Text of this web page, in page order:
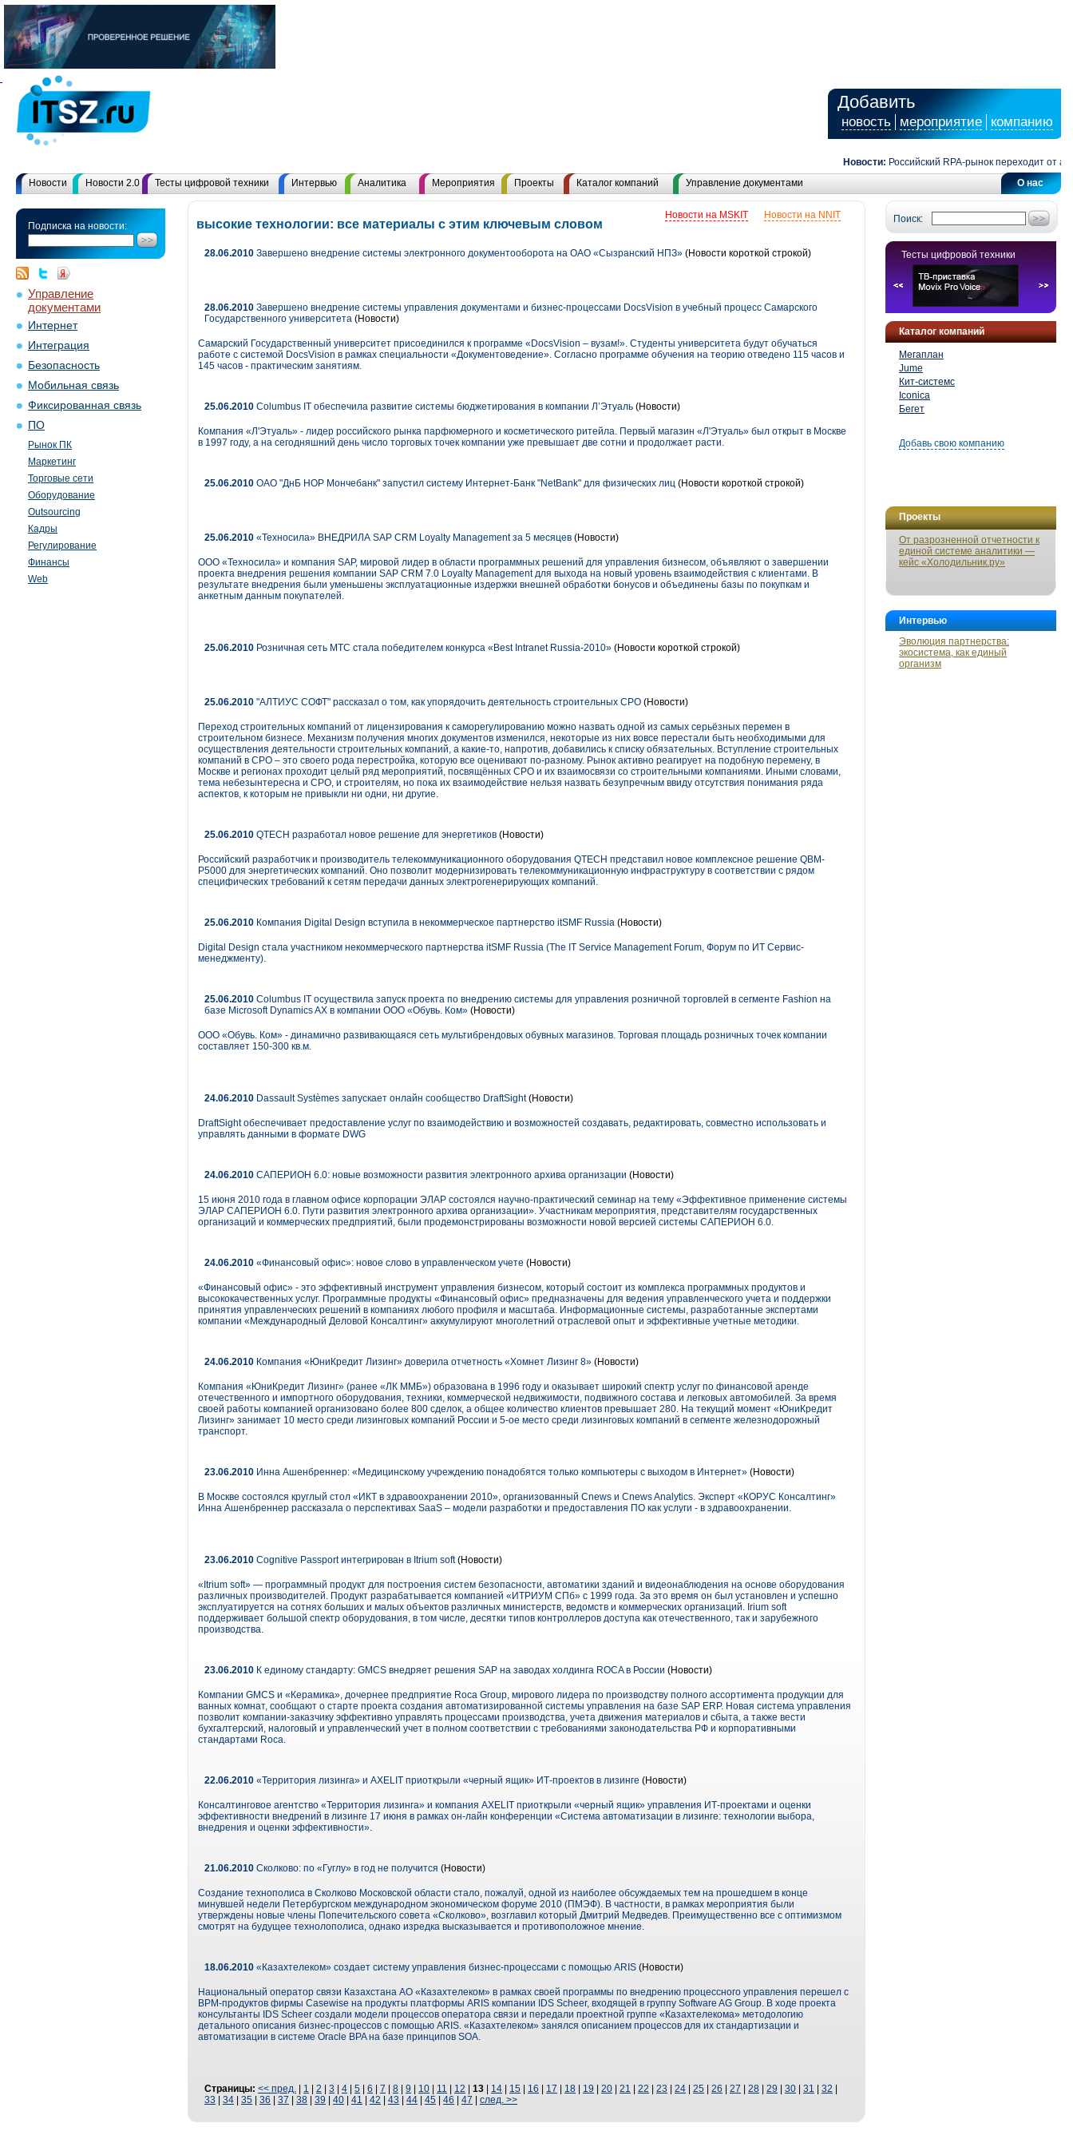
Добавить
новость мероприятие компанию
Новости: Российский RPA-рынок переходит от
О нас
Новости Новости 2.0 Тесты цифровой техники Интервью Аналитика Мероприятия Проекты Каталог компаний Управление документами
Подписка на новости:
Управление
документами
Интернет
Интеграция
Безопасность
Мобильная связь
Фиксированная связь
ПО
Рынок ПК
Маркетинг
Торговые сети
Оборудование
Outsourcing
Кадры
Регулирование
Финансы
Web
Поиск:
Тесты цифровой техники
Каталог компаний
Мегаплан
Jume
Кит-системс
Iconica
Бегет
Добавь свою компанию
Проекты
От разрозненной отчетности к
единой системе аналитики —
кейс «Холодильник.ру»
Интервью
Эволюция партнерства:
экосистема, как единый
организм
Новости на NNIT
Новости на MSKIT
высокие технологии: все материалы с этим ключевым словом
28.06.2010 Завершено внедрение системы электронного документооборота на ОАО «Сызранский НПЗ» (Новости короткой строкой)
28.06.2010 Завершено внедрение системы управления документами и бизнес-процессами DocsVision в учебный процесс Самарского
Государственного университета (Новости)
Самарский Государственный университет присоединился к программе «DocsVision – вузам!». Студенты университета будут обучаться
работе с системой DocsVision в рамках специальности «Документоведение». Согласно программе обучения на теорию отведено 115 часов и
145 часов - практическим занятиям.
25.06.2010 Columbus IT обеспечила развитие системы бюджетирования в компании Л’Этуаль (Новости)
Компания «Л'Этуаль» - лидер российского рынка парфюмерного и косметического ритейла. Первый магазин «Л'Этуаль» был открыт в Москве
в 1997 году, а на сегодняшний день число торговых точек компании уже превышает две сотни и продолжает расти.
25.06.2010 ОАО "ДнБ НОР Мончебанк" запустил систему Интернет-Банк "NetBank" для физических лиц (Новости короткой строкой)
25.06.2010 «Техносила» ВНЕДРИЛА SAP CRM Loyalty Management за 5 месяцев (Новости)
ООО «Техносила» и компания SAP, мировой лидер в области программных решений для управления бизнесом, объявляют о завершении
проекта внедрения решения компании SAP CRM 7.0 Loyalty Management для выхода на новый уровень взаимодействия с клиентами. В
результате внедрения были уменьшены эксплуатационные издержки внешней обработки бонусов и объединены базы по покупкам и
анкетным данным покупателей.
25.06.2010 Розничная сеть МТС стала победителем конкурса «Best Intranet Russia-2010» (Новости короткой строкой)
25.06.2010 "АЛТИУС СОФТ" рассказал о том, как упорядочить деятельность строительных СРО (Новости)
Переход строительных компаний от лицензирования к саморегулированию можно назвать одной из самых серьёзных перемен в
строительном бизнесе. Механизм получения многих документов изменился, некоторые из них вовсе перестали быть необходимыми для
осуществления деятельности строительных компаний, а какие-то, напротив, добавились к списку обязательных. Вступление строительных
компаний в СРО – это своего рода перестройка, которую все оценивают по-разному. Рынок активно реагирует на подобную перемену, в
Москве и регионах проходит целый ряд мероприятий, посвящённых СРО и их взаимосвязи со строительными компаниями. Иными словами,
тема небезынтересна и СРО, и строителям, но пока их взаимодействие нельзя назвать безупречным ввиду отсутствия понимания ряда
аспектов, к которым не привыкли ни одни, ни другие.
25.06.2010 QTECH разработал новое решение для энергетиков (Новости)
Российский разработчик и производитель телекоммуникационного оборудования QTECH представил новое комплексное решение QBM-
P5000 для энергетических компаний. Оно позволит модернизировать телекоммуникационную инфраструктуру в соответствии с рядом
специфических требований к сетям передачи данных электрогенерирующих компаний.
25.06.2010 Компания Digital Design вступила в некоммерческое партнерство itSMF Russia (Новости)
Digital Design стала участником некоммерческого партнерства itSMF Russia (The IT Service Management Forum, Форум по ИТ Сервис-
менеджменту).
25.06.2010 Columbus IT осуществила запуск проекта по внедрению системы для управления розничной торговлей в сегменте Fashion на
базе Microsoft Dynamics AX в компании ООО «Обувь. Ком» (Новости)
ООО «Обувь. Ком» - динамично развивающаяся сеть мультибрендовых обувных магазинов. Торговая площадь розничных точек компании
составляет 150-300 кв.м.
24.06.2010 Dassault Systèmes запускает онлайн сообщество DraftSight(Новости)
DraftSight обеспечивает предоставление услуг по взаимодействию и возможностей создавать, редактировать, совместно использовать и
управлять данными в формате DWG
24.06.2010 САПЕРИОН 6.0: новые возможности развития электронного архива организации (Новости)
15 июня 2010 года в главном офисе корпорации ЭЛАР состоялся научно-практический семинар на тему «Эффективное применение системы
ЭЛАР САПЕРИОН 6.0. Пути развития электронного архива организации». Участникам мероприятия, представителям государственных
организаций и коммерческих предприятий, были продемонстрированы возможности новой версией системы САПЕРИОН 6.0.
24.06.2010 «Финансовый офис»: новое слово в управленческом учете (Новости)
«Финансовый офис» - это эффективный инструмент управления бизнесом, который состоит из комплекса программных продуктов и
высококачественных услуг. Программные продукты «Финансовый офис» предназначены для ведения управленческого учета и поддержки
принятия управленческих решений в компаниях любого профиля и масштаба. Информационные системы, разработанные экспертами
компании «Международный Деловой Консалтинг» аккумулируют многолетний отраслевой опыт и эффективные учетные методики.
24.06.2010 Компания «ЮниКредит Лизинг» доверила отчетность «Хомнет Лизинг 8» (Новости)
Компания «ЮниКредит Лизинг» (ранее «ЛК ММБ») образована в 1996 году и оказывает широкий спектр услуг по финансовой аренде
отечественного и импортного оборудования, техники, коммерческой недвижимости, подвижного состава и легковых автомобилей. За время
своей работы компанией организовано более 800 сделок, а общее количество клиентов превышает 280. На текущий момент «ЮниКредит
Лизинг» занимает 10 место среди лизинговых компаний России и 5-ое место среди лизинговых компаний в сегменте железнодорожный
транспорт.
23.06.2010 Инна Ашенбреннер: «Медицинскому учреждению понадобятся только компьютеры с выходом в Интернет» (Новости)
В Москве состоялся круглый стол «ИКТ в здравоохранении 2010», организованный Cnews и Cnews Analytics. Эксперт «КОРУС Консалтинг»
Инна Ашенбреннер рассказала о перспективах SaaS – модели разработки и предоставления ПО как услуги - в здравоохранении.
23.06.2010 Cognitive Passport интегрирован в Itrium soft(Новости)
«Itrium soft» — программный продукт для построения систем безопасности, автоматики зданий и видеонаблюдения на основе оборудования
различных производителей. Продукт разрабатывается компанией «ИТРИУМ СПб» с 1999 года. За это время он был установлен и успешно
эксплуатируется на сотнях больших и малых объектов различных министерств, ведомств и коммерческих организаций. Irium soft
поддерживает большой спектр оборудования, в том числе, десятки типов контроллеров доступа как отечественного, так и зарубежного
производства.
23.06.2010 К единому стандарту: GMCS внедряет решения SAP на заводах холдинга ROCA в России (Новости)
Компании GMCS и «Керамика», дочернее предприятие Roca Group, мирового лидера по производству полного ассортимента продукции для
ванных комнат, сообщают о старте проекта создания автоматизированной системы управления на базе SAP ERP. Новая система управления
позволит компании-заказчику эффективно управлять процессами производства, учета движения материалов и сбыта, а также вести
бухгалтерский, налоговый и управленческий учет в полном соответствии с требованиями законодательства РФ и корпоративными
стандартами Roca.
22.06.2010 «Территория лизинга» и AXELIT приоткрыли «черный ящик» ИТ-проектов в лизинге (Новости)
Консалтинговое агентство «Территория лизинга» и компания AXELIT приоткрыли «черный ящик» управления ИТ-проектами и оценки
эффективности внедрений в лизинге 17 июня в рамках он-лайн конференции «Система автоматизации в лизинге: технологии выбора,
внедрения и оценки эффективности».
21.06.2010 Сколково: по «Гуглу» в год не получится (Новости)
Создание технополиса в Сколково Московской области стало, пожалуй, одной из наиболее обсуждаемых тем на прошедшем в конце
минувшей недели Петербургском международном экономическом форуме 2010 (ПМЭФ). В частности, в рамках мероприятия были
утверждены новые члены Попечительского совета «Сколково», возглавил который Дмитрий Медведев. Преимущественно все с оптимизмом
смотрят на будущее технолополиса, однако изредка высказывается и противоположное мнение.
18.06.2010 «Казахтелеком» создает систему управления бизнес-процессами с помощью ARIS (Новости)
Национальный оператор связи Казахстана АО «Казахтелеком» в рамках своей программы по внедрению процессного управления перешел с
BPM-продуктов фирмы Casewise на продукты платформы ARIS компании IDS Scheer, входящей в группу Software AG Group. В ходе проекта
консультанты IDS Scheer создали модели процессов оператора связи и передали проектной группе «Казахтелекома» методологию
детального описания бизнес-процессов с помощью ARIS. «Казахтелеком» занялся описанием процессов для их стандартизации и
автоматизации в системе Oracle BPA на базе принципов SOA.
Страницы: << пред. 1 2 3 4 5 6 7 8 9 10 11 12 13 14 15 16 17 18 19 20 21 22 23 24 25 26 27 28 29 30 31 32
33
34 35 36 37 38 39 40 41 42 43 44 45 46 47 след. >>